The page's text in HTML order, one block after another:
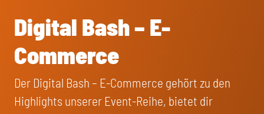
Digital Bash – E-
Commerce
Der Digital Bash – E-Commerce gehört zu den
Highlights unserer Event-Reihe, bietet dir